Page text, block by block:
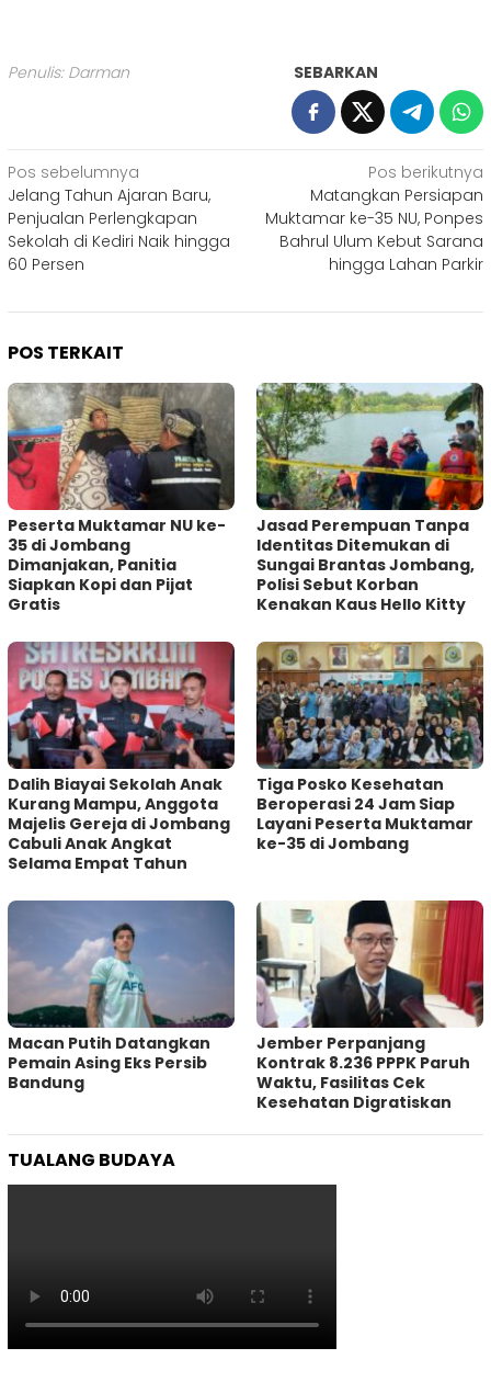
Penulis: Darman SEBARKAN
Navigasi
pos
Pos sebelumnya
‎Jelang Tahun Ajaran Baru,
Penjualan Perlengkapan
Sekolah di Kediri Naik hingga
60 Persen ‎
Pos berikutnya
Matangkan Persiapan
Muktamar ke-35 NU, Ponpes
Bahrul Ulum Kebut Sarana
hingga Lahan Parkir
POS TERKAIT
Peserta Muktamar NU ke-
35 di Jombang
Dimanjakan, Panitia
Siapkan Kopi dan Pijat
Gratis
Jasad Perempuan Tanpa
Identitas Ditemukan di
Sungai Brantas Jombang,
Polisi Sebut Korban
Kenakan Kaus Hello Kitty
Dalih Biayai Sekolah Anak
Kurang Mampu, Anggota
Majelis Gereja di Jombang
Cabuli Anak Angkat
Selama Empat Tahun
Tiga Posko Kesehatan
Beroperasi 24 Jam Siap
Layani Peserta Muktamar
ke-35 di Jombang
Macan Putih Datangkan
Pemain Asing Eks Persib
Bandung
Jember Perpanjang
Kontrak 8.236 PPPK Paruh
Waktu, Fasilitas Cek
Kesehatan Digratiskan
TUALANG BUDAYA